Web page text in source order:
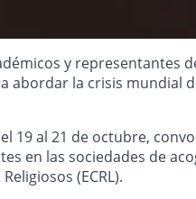
y representantes
abordar la crisis mundial
19 al 21 de octubre,
en las sociedades de
(ECRL).